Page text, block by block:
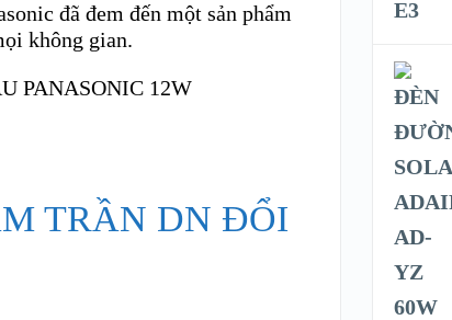
đã đem đến một sản phẩm
không gian.
TRẦN DN ĐỔI